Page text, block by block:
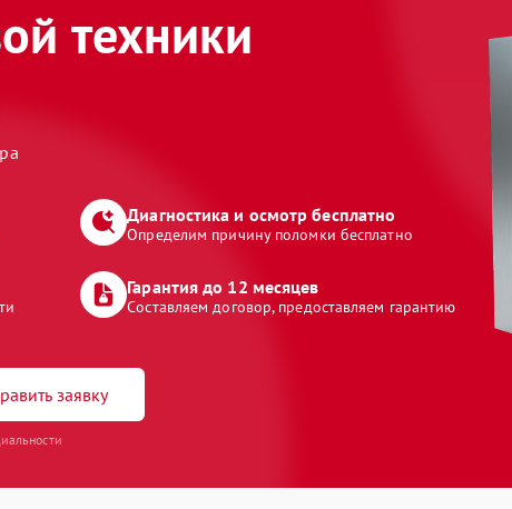
техники
Диагностика и осмотр бесплатно
Определим причину поломки бесплатно
Гарантия до 12 месяцев
Составляем договор, предоставляем гарантию
заявку